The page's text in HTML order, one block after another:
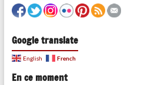
Google translate
English French
En ce moment